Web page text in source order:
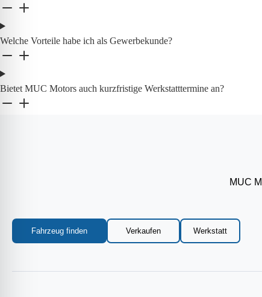
Welche Vorteile habe ich als Gewerbekunde?
Bietet MUC Motors auch kurzfristige Werkstatttermine an?
MUC
Fahrzeug finden Verkaufen Werkstatt